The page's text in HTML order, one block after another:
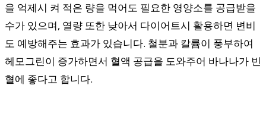
을 억제시 켜 적은 량을 먹어도 필요한 영양소를 공급받을
수가 있으며, 열량 또한 낮아서 다이어트시 활용하면 변비
도 예방해주는 효과가 있습니다. 철분과 칼륨이 풍부하여
헤모그린이 증가하면서 혈액 공급을 도와주어 바나나가 빈
혈에 좋다고 합니다.